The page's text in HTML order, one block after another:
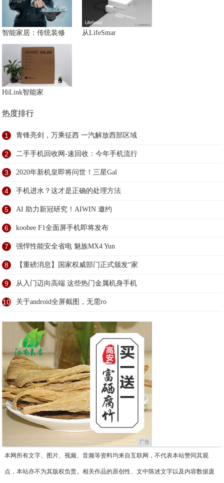
智能家居：传统装修 从LifeSmar
HiLink智能家
热度排行
1 青锋亮剑，万乘征西 一汽解放西部区域
2 二手手机回收网-速回收：今年手机流行
3 2020年新机皇即将问世！三星Gal
4 手机进水？这才是正确的处理方法
5 AI 助力新冠研究！AIWIN 邀约
6 koobee F1全面屏手机即将发布
7 强悍性能安全省电 魅族MX4 Yun
8 【重磅消息】国家权威部门正式颁发“家
9 从入门迈向高端 这些热门金属机身手机
10 关于android全屏截图，无需ro
广告
本网所有文字、图片、视频、音频等资料均来自互联网，不代表本站赞同其观
点，本站亦不为其版权负责。相关作品的原创性、文中陈述文字以及内容数据庞